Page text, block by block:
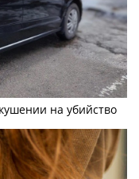
на убийство